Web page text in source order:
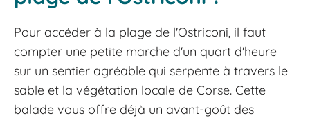
Pour accéder à la plage de l'Ostriconi, il faut
compter une petite marche d'un quart d'heure
sur un sentier agréable qui serpente à travers le
sable et la végétation locale de Corse. Cette
balade vous offre déjà un avant-goût des